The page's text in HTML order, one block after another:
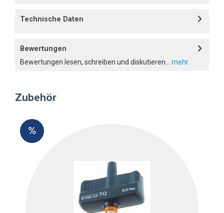
Technische Daten
Bewertungen
Bewertungen lesen, schreiben und diskutieren... mehr
Zubehör